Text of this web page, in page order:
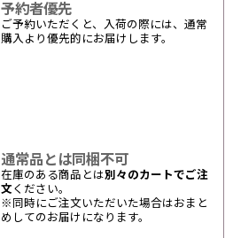
予約者優先
ご予約いただくと、入荷の際には、通常
購入より優先的にお届けします。
通常品とは同梱不可
在庫のある商品とは別々のカートでご注
文 ください。
※同時にご注文いただいた場合はおまと
めしてのお届けになります。